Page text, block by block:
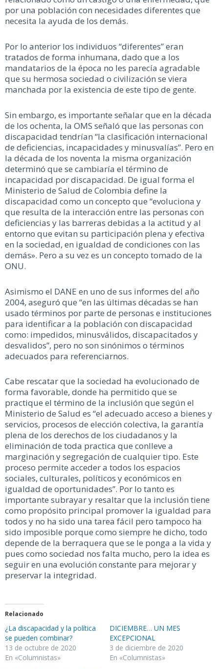
por una población con necesidades diferentes que
necesita la ayuda de los demás.
Por lo anterior los individuos “diferentes” eran
tratados de forma inhumana, dado que a los
mandatarios de la época no les parecía agradable
que su hermosa sociedad o civilización se viera
manchada por la existencia de este tipo de gente.
Sin embargo, es importante señalar que en la década
de los ochenta, la OMS señaló que las personas con
discapacidad tendrían “la clasificación internacional
de deficiencias, incapacidades y minusvalías”. Pero en
la década de los noventa la misma organización
determinó que se cambiaría el término de
incapacidad por discapacidad. De igual forma el
Ministerio de Salud de Colombia define la
discapacidad como un concepto que “evoluciona y
que resulta de la interacción entre las personas con
deficiencias y las barreras debidas a la actitud y al
entorno que evitan su participación plena y efectiva
en la sociedad, en igualdad de condiciones con las
demás». Pero a su vez es un concepto tomado de la
ONU.
Asimismo el DANE en uno de sus informes del año
2004, aseguró que “en las últimas décadas se han
usado términos por parte de personas e instituciones
para identificar a la población con discapacidad
como: impedidos, minusválidos, discapacitados y
desvalidos”, pero no son sinónimos o términos
adecuados para referenciarnos.
Cabe rescatar que la sociedad ha evolucionado de
forma favorable, donde ha permitido que se
practique el término de la inclusión que según el
Ministerio de Salud es “el adecuado acceso a bienes y
servicios, procesos de elección colectiva, la garantía
plena de los derechos de los ciudadanos y la
eliminación de toda practica que conlleve a
marginación y segregación de cualquier tipo. Este
proceso permite acceder a todos los espacios
sociales, culturales, políticos y económicos en
igualdad de oportunidades”. Por lo tanto es
importante subrayar y resaltar que la inclusión tiene
como propósito principal promover la igualdad para
todos y no ha sido una tarea fácil pero tampoco ha
sido imposible porque como siempre he dicho, todo
depende de la berraquera que se le ponga a la vida y
pues como sociedad nos falta mucho, pero la idea es
seguir en una evolución constante para mejorar y
preservar la integridad.
Relacionado
¿La discapacidad y la política
se pueden combinar?
13 de octubre de 2020
En «Columnistas»
DICIEMBRE… UN MES
EXCEPCIONAL
3 de diciembre de 2020
En «Columnistas»